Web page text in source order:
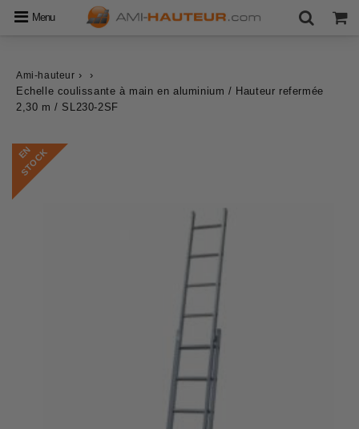
Menu
Ami-hauteur ›
›
Echelle coulissante à main en aluminium / Hauteur refermée
2,30 m / SL230-2SF
E
N
S
T
O
C
K